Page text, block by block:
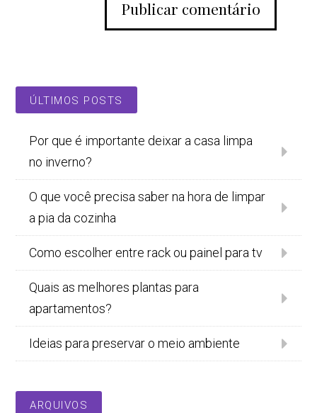
ÚLTIMOS POSTS
Por que é importante deixar a casa limpa
no inverno?
O que você precisa saber na hora de limpar
a pia da cozinha
Como escolher entre rack ou painel para tv
Quais as melhores plantas para
apartamentos?
Ideias para preservar o meio ambiente
ARQUIVOS